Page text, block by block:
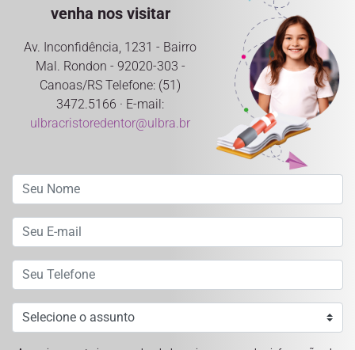
venha nos visitar
Av. Inconfidência, 1231 - Bairro
Mal. Rondon - 92020-303 -
Canoas/RS Telefone: (51)
3472.5166 · E-mail:
ulbracristoredentor@ulbra.br